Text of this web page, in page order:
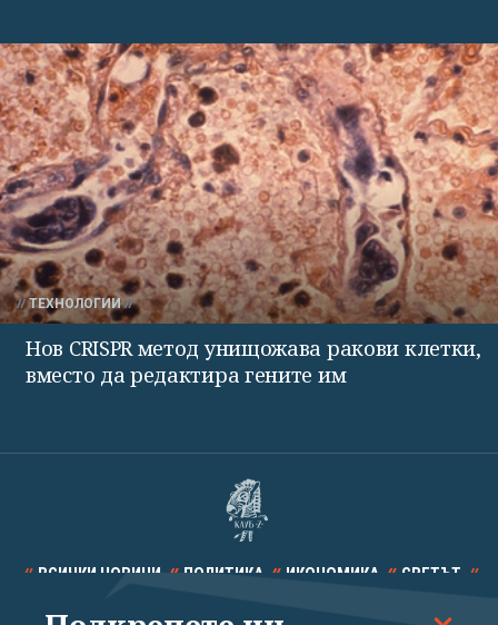
ТЕХНОЛОГИИ
Нов CRISPR метод унищожава ракови клетки,
вместо да редактира гените им
ВСИЧКИ НОВИНИ ПОЛИТИКА ИКОНОМИКА СВЕТЪТ
СПОРТ КУЛТУРА ТЕХНОЛОГИИ КАЛЕЙДОСКОП